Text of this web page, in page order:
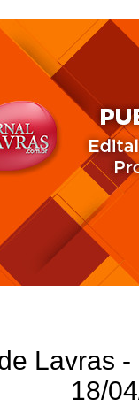
Lavras
18/